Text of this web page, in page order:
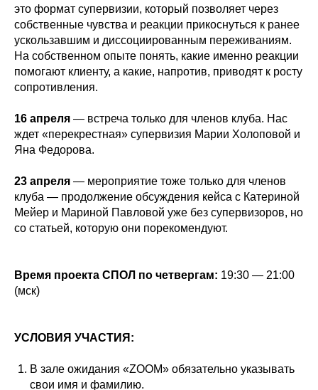
это формат супервизии, который позволяет через
собственные чувства и реакции прикоснуться к ранее
ускользавшим и диссоциированным переживаниям.
На собственном опыте понять, какие именно реакции
помогают клиенту, а какие, напротив, приводят к росту
сопротивления.
16 апреля — встреча только для членов клуба. Нас
ждет «перекрестная» супервизия Марии Холоповой и
Яна Федорова.
23 апреля — мероприятие тоже только для членов
клуба — продолжение обсуждения кейса с Катериной
Мейер и Мариной Павловой уже без супервизоров, но
со статьей, которую они порекомендуют.
Время проекта СПОЛ по четвергам: 19:30 — 21:00
(мск)
УСЛОВИЯ УЧАСТИЯ:
В зале ожидания «ZOOM» обязательно указывать
свои имя и фамилию.